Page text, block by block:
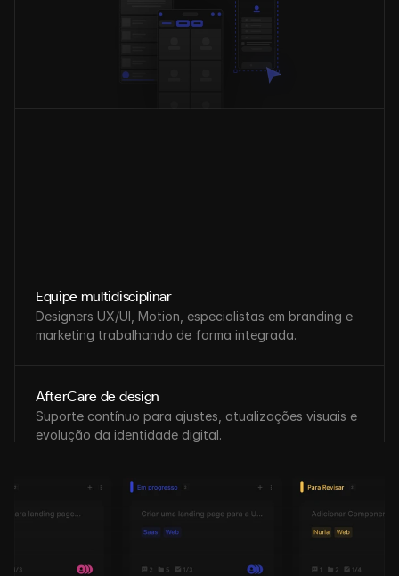
Equipe multidisciplinar
Designers UX/UI, Motion, especialistas em branding e
marketing trabalhando de forma integrada.
AfterCare de design
Suporte contínuo para ajustes, atualizações visuais e
evolução da identidade digital.